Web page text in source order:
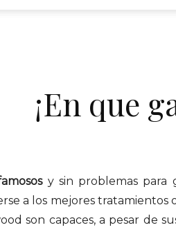
¡En que
y sin problemas para
a los mejores tratamientos
son capaces, a pesar de